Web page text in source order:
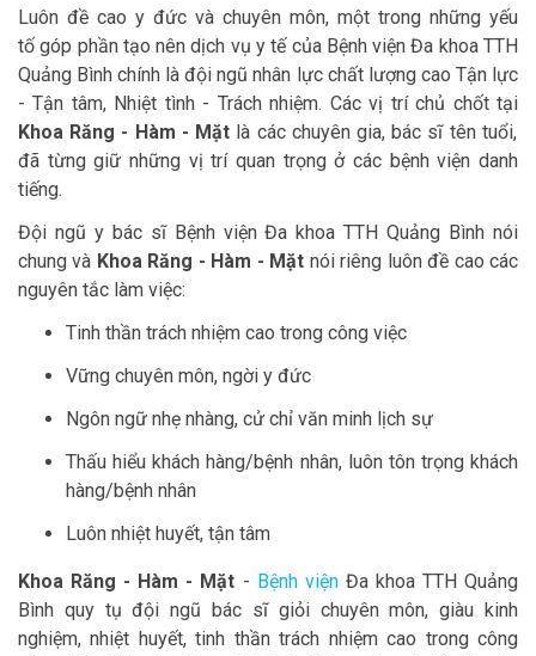
Luôn đề cao y đức và chuyên môn, một trong những yếu
tố góp phần tạo nên dịch vụ y tế của Bệnh viện Đa khoa TTH
Quảng Bình chính là đội ngũ nhân lực chất lượng cao Tận lực
- Tận tâm, Nhiệt tình - Trách nhiệm. Các vị trí chủ chốt tại
Khoa Răng - Hàm - Mặt là các chuyên gia, bác sĩ tên tuổi,
đã từng giữ những vị trí quan trọng ở các bệnh viện danh
tiếng.
Đội ngũ y bác sĩ Bệnh viện Đa khoa TTH Quảng Bình nói
chung và Khoa Răng - Hàm - Mặt nói riêng luôn đề cao các
nguyên tắc làm việc:
Tinh thần trách nhiệm cao trong công việc
Vững chuyên môn, ngời y đức
Ngôn ngữ nhẹ nhàng, cử chỉ văn minh lịch sự
Thấu hiểu khách hàng/bệnh nhân, luôn tôn trọng khách
hàng/bệnh nhân
Luôn nhiệt huyết, tận tâm
Khoa Răng - Hàm - Mặt - Bệnh việnĐa khoa TTH Quảng
Bình quy tụ đội ngũ bác sĩ giỏi chuyên môn, giàu kinh
nghiệm, nhiệt huyết, tinh thần trách nhiệm cao trong công